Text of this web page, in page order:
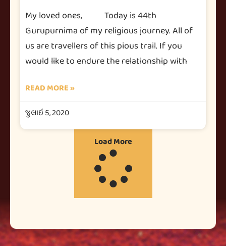
My loved ones, Today is 44th
Gurupurnima of my religious journey. All of
us are travellers of this pious trail. If you
would like to endure the relationship with
READ MORE »
જુલાઇ 5, 2020
Load More